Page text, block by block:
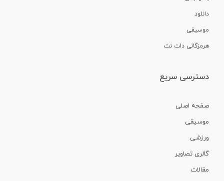
دانلود
موسیقی
هرمزگانی دات نت
دسترسی سریع
صفحه اصلی
موسیقی
ورزشی
گالری تصاویر
مقالات